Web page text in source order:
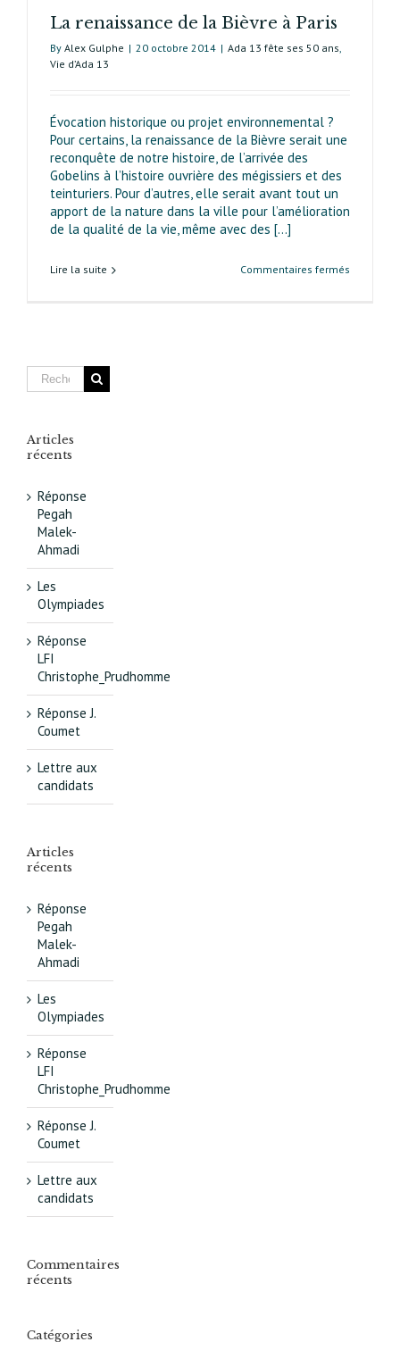
La renaissance de la Bièvre à Paris
By Alex Gulphe | 20 octobre 2014 | Ada 13 fête ses 50 ans,
Vie d’Ada 13
Évocation historique ou projet environnemental ?
Pour certains, la renaissance de la Bièvre serait une
reconquête de notre histoire, de l’arrivée des
Gobelins à l’histoire ouvrière des mégissiers et des
teinturiers. Pour d’autres, elle serait avant tout un
apport de la nature dans la ville pour l’amélioration
de la qualité de la vie, même avec des [...]
Lire la suite Commentaires fermés
Articles
récents
Réponse
Pegah
Malek-
Ahmadi
Les
Olympiades
Réponse
LFI
Christophe_Prudhomme
Réponse J.
Coumet
Lettre aux
candidats
Articles
récents
Réponse
Pegah
Malek-
Ahmadi
Les
Olympiades
Réponse
LFI
Christophe_Prudhomme
Réponse J.
Coumet
Lettre aux
candidats
Commentaires
récents
Catégories